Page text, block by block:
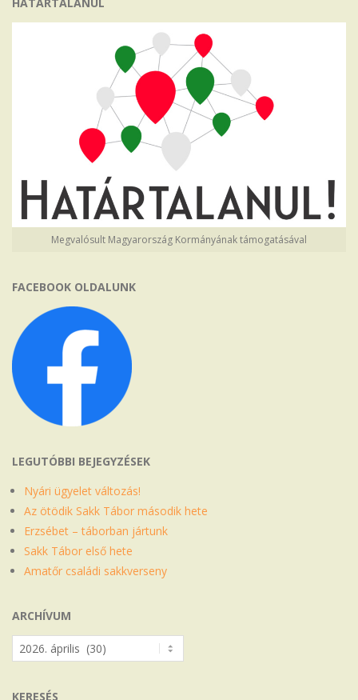
Megvalósult Magyarország Kormányának támogatásával
FACEBOOK OLDALUNK
LEGUTÓBBI BEJEGYZÉSEK
Nyári ügyelet változás!
Az ötödik Sakk Tábor második hete
Erzsébet – táborban jártunk
Sakk Tábor első hete
Amatőr családi sakkverseny
ARCHÍVUM
Archívum
KERESÉS